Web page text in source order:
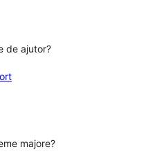
de ajutor?
majore?